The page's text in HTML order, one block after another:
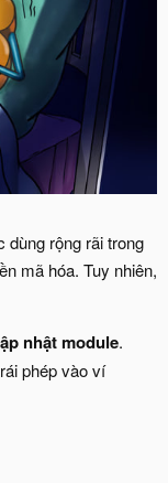
dùng rộng rãi trong
mã hóa. Tuy nhiên,
nhật module.
phép vào ví